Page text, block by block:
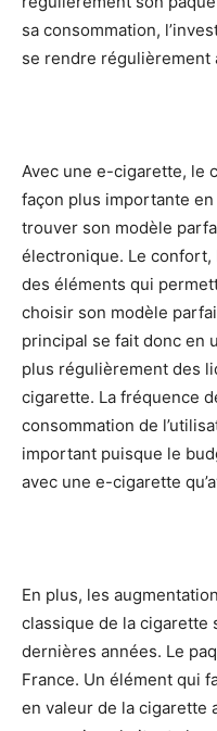
sa consommation,
se rendre régulièrement
Avec une e-cigarette, le
façon plus importante
trouver son modèle
électronique. Le
des éléments qui
choisir son modèle
principal se fait donc en
plus régulièrement des
cigarette. La fréquence
consommation de
important puisque le
avec une e-cigarette
En plus, les
classique de la cigarette
dernières années. Le
France. Un élément qui
en valeur de la cigarette